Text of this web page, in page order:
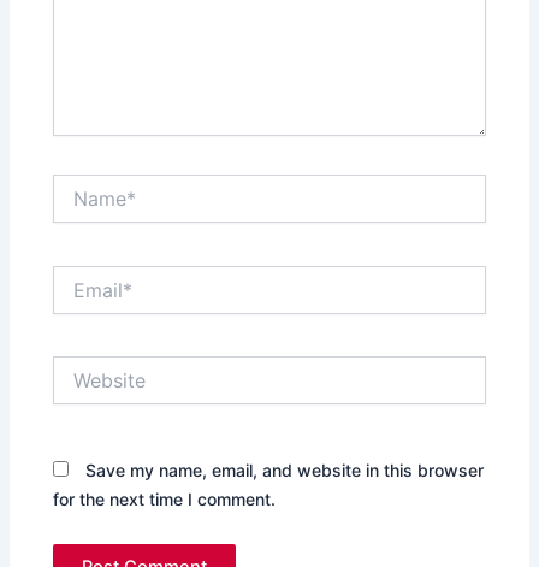
Save my name, email, and website in this browser
for the next time I comment.